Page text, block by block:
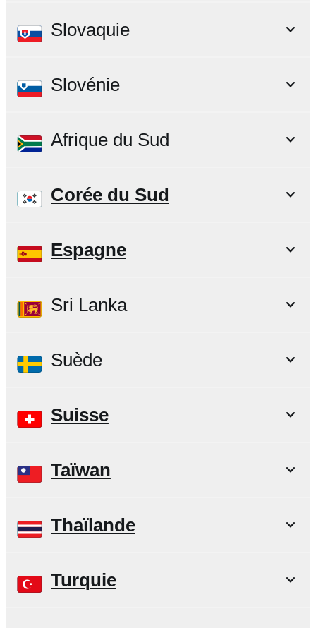
Slovaquie
Slovénie
Afrique du Sud
Corée du Sud
Espagne
Sri Lanka
Suède
Suisse
Taïwan
Thaïlande
Turquie